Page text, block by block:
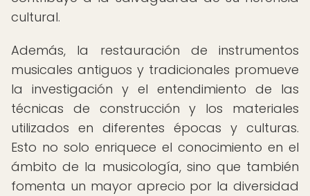
cultural.
Además, la restauración de instrumentos
musicales antiguos y tradicionales promueve
la investigación y el entendimiento de las
técnicas de construcción y los materiales
utilizados en diferentes épocas y culturas.
Esto no solo enriquece el conocimiento en el
ámbito de la musicología, sino que también
fomenta un mayor aprecio por la diversidad